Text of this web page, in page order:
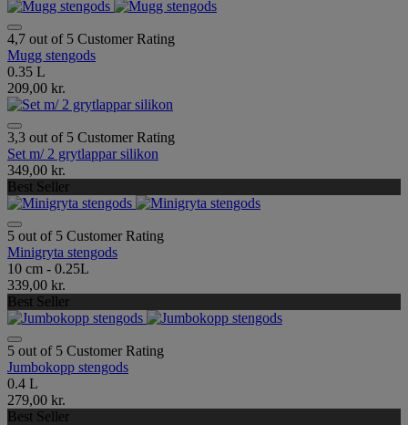
4,7 out of 5 Customer Rating
Mugg stengods
0.35 L
209,00 kr.
3,3 out of 5 Customer Rating
Set m/ 2 grytlappar silikon
349,00 kr.
Best Seller
5 out of 5 Customer Rating
Minigryta stengods
10 cm - 0.25L
339,00 kr.
Best Seller
5 out of 5 Customer Rating
Jumbokopp stengods
0.4 L
279,00 kr.
Best Seller